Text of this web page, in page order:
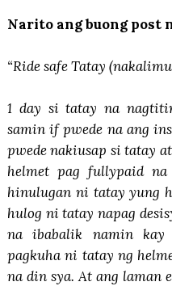
Narito ang buong post
“Ride safe Tatay
1 day si tatay na
samin if pwede na ang
pwede nakiusap si tatay
helmet pag fullypaid
hinulugan ni tatay yung
hulog ni tatay napag
na ibabalik namin kay
pagkuha ni tatay ng
na din sya. At ang laman